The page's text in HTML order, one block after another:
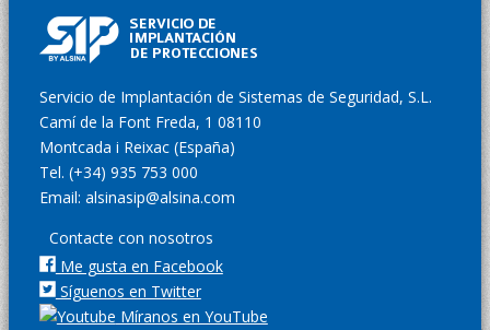
Servicio de Implantación de Sistemas de Seguridad, S.L.
Camí de la Font Freda, 1 08110
Montcada i Reixac (España)
Tel. (+34) 935 753 000
Email: alsinasip@alsina.com
Contacte con nosotros
Me gusta en Facebook
Síguenos en Twitter
Míranos en YouTube